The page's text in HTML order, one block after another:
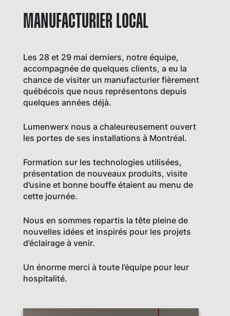
MANUFACTURIER LOCAL
Les 28 et 29 mai derniers, notre équipe,
accompagnée de quelques clients, a eu la
chance de visiter un manufacturier fièrement
québécois que nous représentons depuis
quelques années déjà.
Lumenwerx nous a chaleureusement ouvert
les portes de ses installations à Montréal.
Formation sur les technologies utilisées,
présentation de nouveaux produits, visite
d’usine et bonne bouffe étaient au menu de
cette journée.
Nous en sommes repartis la tête pleine de
nouvelles idées et inspirés pour les projets
d’éclairage à venir.
Un énorme merci à toute l’équipe pour leur
hospitalité.